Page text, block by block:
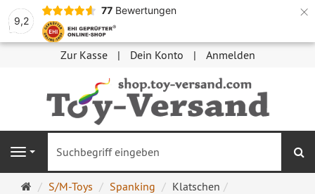
9,2
77 Bewertungen ×
Zur Kasse Dein Konto Anmelden
Navigation
Startseite
S/M-Toys Spanking Klatschen